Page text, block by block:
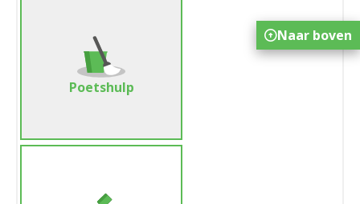
Poetshulp
Naar boven